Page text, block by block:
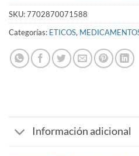
SKU:7702870071588
Categorías: ETICOS,
Información adicional